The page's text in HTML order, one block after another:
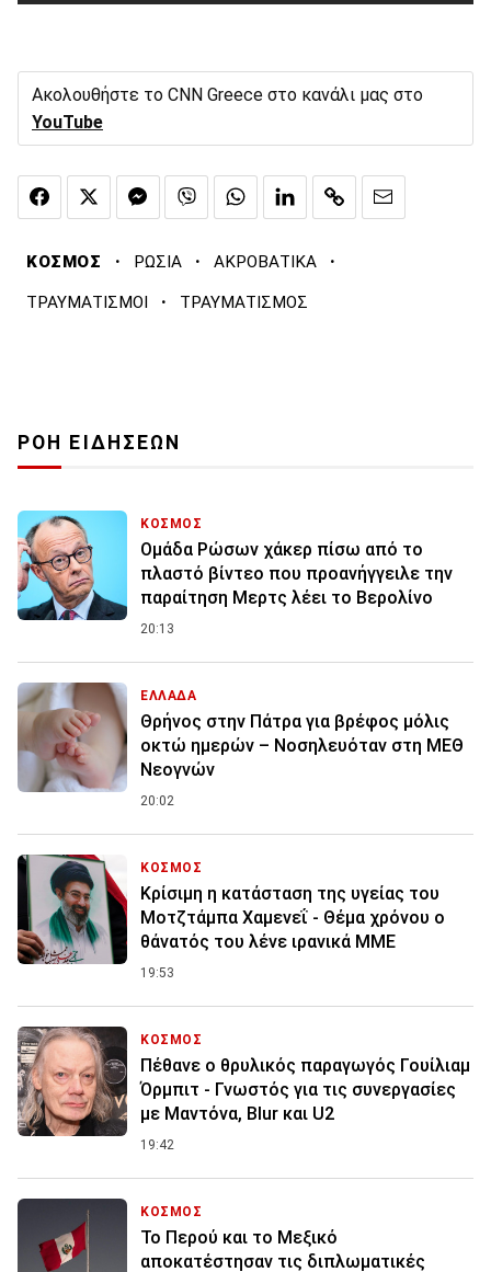
Ακολουθήστε το CNN Greece στο κανάλι μας στο
YouTube
ΚΟΣΜΟΣ · ΡΩΣΙΑ · ΑΚΡΟΒΑΤΙΚΑ ·
ΤΡΑΥΜΑΤΙΣΜΟΙ · ΤΡΑΥΜΑΤΙΣΜΟΣ
ΡΟΗ ΕΙΔΗΣΕΩΝ
ΚΟΣΜΟΣ
Ομάδα Ρώσων χάκερ πίσω από το
πλαστό βίντεο που προανήγγειλε την
παραίτηση Μερτς λέει το Βερολίνο
20:13
ΕΛΛΑΔΑ
Θρήνος στην Πάτρα για βρέφος μόλις
οκτώ ημερών – Νοσηλευόταν στη ΜΕΘ
Νεογνών
20:02
ΚΟΣΜΟΣ
Κρίσιμη η κατάσταση της υγείας του
Μοτζτάμπα Χαμενεΐ - Θέμα χρόνου ο
θάνατός του λένε ιρανικά ΜΜΕ
19:53
ΚΟΣΜΟΣ
Πέθανε ο θρυλικός παραγωγός Γουίλιαμ
Όρμπιτ - Γνωστός για τις συνεργασίες
με Μαντόνα, Blur και U2
19:42
ΚΟΣΜΟΣ
Το Περού και το Μεξικό
αποκατέστησαν τις διπλωματικές